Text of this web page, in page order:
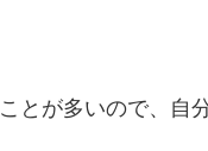
とが多いので、自